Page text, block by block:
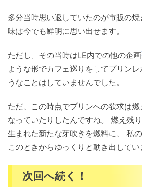
多分当時思い返していたのが市販の焼
味は今でも鮮明に思い出せます。
ただし、その当時はLE内での他の企画
ような形でカフェ巡りをしてプリン
うなことはしていませんでした。
ただ、この時点でプリンへの欲求は
なっていたりしたんですね。 燃え残
生まれた新たな芽吹きを燃料に、 私
このときからゆっくりと動き出してい
次回へ続く！